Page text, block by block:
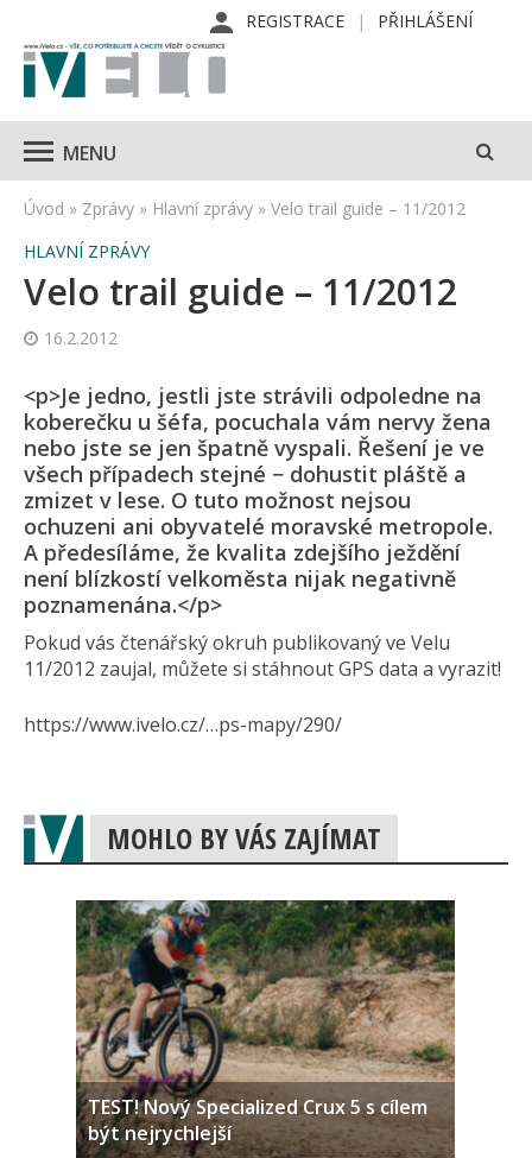
REGISTRACE PŘIHLÁŠENÍ
MENU
Úvod » Zprávy » Hlavní zprávy » Velo trail guide – 11/2012
HLAVNÍ ZPRÁVY
Velo trail guide – 11/2012
16.2.2012
<p>Je jedno, jestli jste strávili odpoledne na
koberečku u šéfa, pocuchala vám nervy žena
nebo jste se jen špatně vyspali. Řešení je ve
všech případech stejné − dohustit pláště a
zmizet v lese. O tuto možnost nejsou
ochuzeni ani obyvatelé moravské metropole.
A předesíláme, že kvalita zdejšího ježdění
není blízkostí velkoměsta nijak negativně
poznamenána.</p>
Pokud vás čtenářský okruh publikovaný ve Velu
11/2012 zaujal, můžete si stáhnout GPS data a vyrazit!
https://www.ivelo.cz/…ps-mapy/290/
MOHLO BY VÁS ZAJÍMAT
TEST! Nový Specialized Crux 5 s cílem
být nejrychlejší